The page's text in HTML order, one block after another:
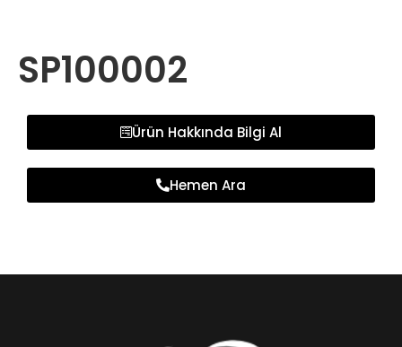
SP100002
Ürün Hakkında Bilgi Al
Hemen Ara